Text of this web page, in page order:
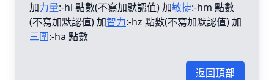
加力量:-hl 點數(不寫加默認值) 加敏捷:-hm 點數
(不寫加默認值) 加智力:-hz 點數(不寫加默認值) 加
三圍:-ha 點數
返回頂部